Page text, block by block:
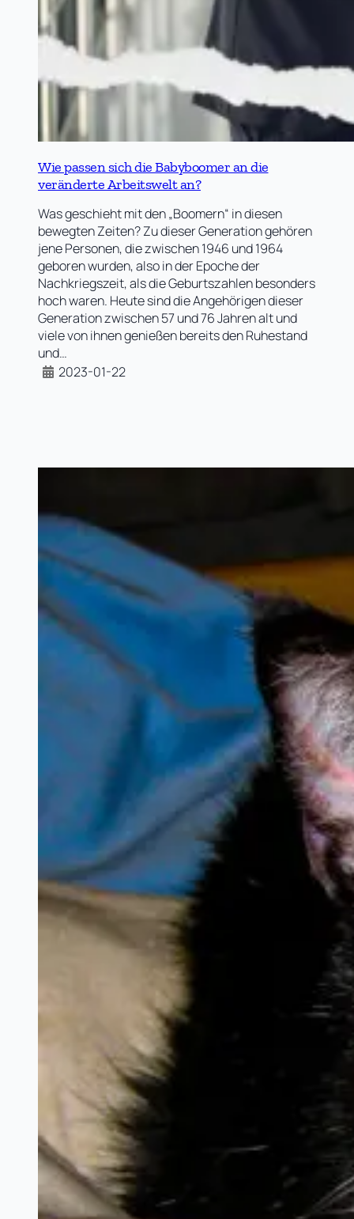
Wie passen sich die Babyboomer an die
veränderte Arbeitswelt an?
Was geschieht mit den „Boomern“ in diesen
bewegten Zeiten? Zu dieser Generation gehören
jene Personen, die zwischen 1946 und 1964
geboren wurden, also in der Epoche der
Nachkriegszeit, als die Geburtszahlen besonders
hoch waren. Heute sind die Angehörigen dieser
Generation zwischen 57 und 76 Jahren alt und
viele von ihnen genießen bereits den Ruhestand
und…
2023-01-22